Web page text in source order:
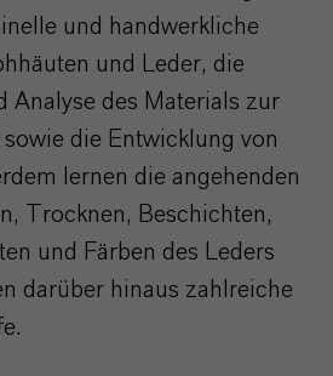
und handwerkliche
und Leder, die
Analyse des Materials zur
die Entwicklung von
lernen die angehenden
Trocknen, Beschichten,
und Färben des Leders
darüber hinaus zahlreiche